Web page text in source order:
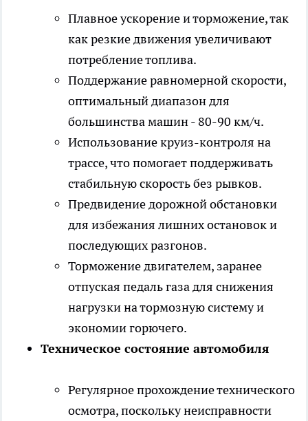
Плавное ускорение и торможение, так
как резкие движения увеличивают
потребление топлива.
Поддержание равномерной скорости,
оптимальный диапазон для
большинства машин - 80-90 км/ч.
Использование круиз-контроля на
трассе, что помогает поддерживать
стабильную скорость без рывков.
Предвидение дорожной обстановки
для избежания лишних остановок и
последующих разгонов.
Торможение двигателем, заранее
отпуская педаль газа для снижения
нагрузки на тормозную систему и
экономии горючего.
Техническое состояние автомобиля
Регулярное прохождение технического
осмотра, поскольку неисправности